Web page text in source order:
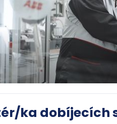
ka dobíjecích